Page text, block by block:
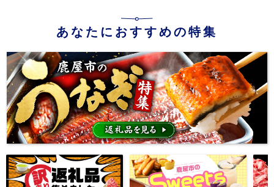
あなたにおすすめの特集